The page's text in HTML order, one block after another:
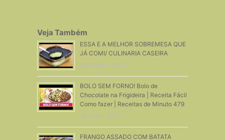
Veja Também
ESSA E A MELHOR SOBREMESA QUE
JÁ COMI/ CULINARIA CASEIRA
30 Outubro, 2019
BOLO SEM FORNO! Bolo de
Chocolate na Frigideira | Receita Fácil
Como fazer | Receitas de Minuto 479
19 Junho, 2019
FRANGO ASSADO COM BATATA